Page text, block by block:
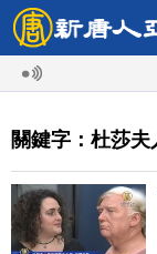
關鍵字：杜莎夫